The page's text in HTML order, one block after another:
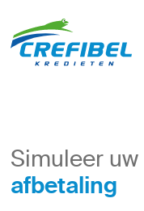
Simuleer uw
afbetaling